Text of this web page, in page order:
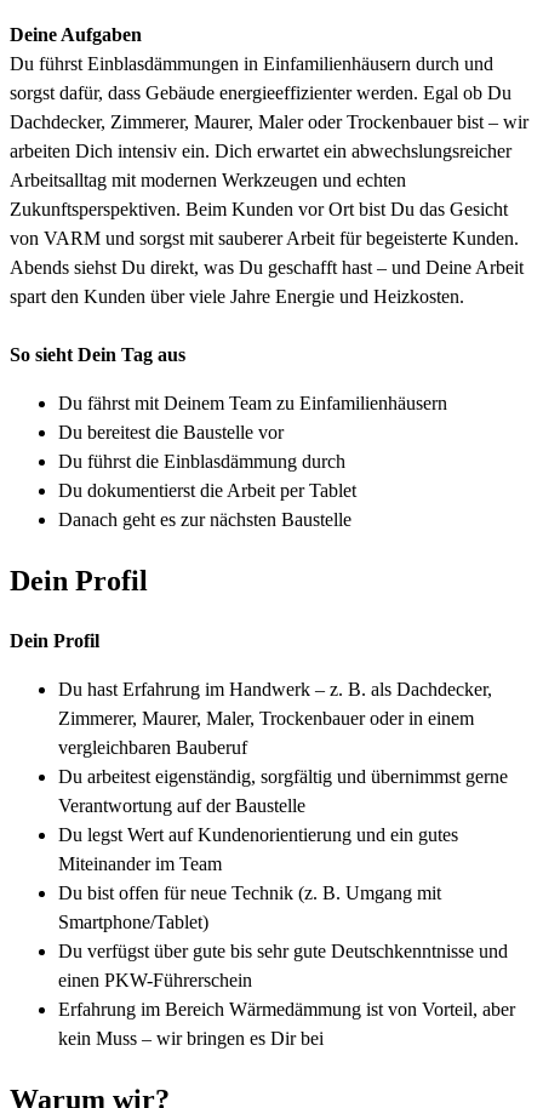
Deine Aufgaben
Du führst Einblasdämmungen in Einfamilienhäusern durch und
sorgst dafür, dass Gebäude energieeffizienter werden. Egal ob Du
Dachdecker, Zimmerer, Maurer, Maler oder Trockenbauer bist – wir
arbeiten Dich intensiv ein. Dich erwartet ein abwechslungsreicher
Arbeitsalltag mit modernen Werkzeugen und echten
Zukunftsperspektiven. Beim Kunden vor Ort bist Du das Gesicht
von VARM und sorgst mit sauberer Arbeit für begeisterte Kunden.
Abends siehst Du direkt, was Du geschafft hast – und Deine Arbeit
spart den Kunden über viele Jahre Energie und Heizkosten.
So sieht Dein Tag aus
Du fährst mit Deinem Team zu Einfamilienhäusern
Du bereitest die Baustelle vor
Du führst die Einblasdämmung durch
Du dokumentierst die Arbeit per Tablet
Danach geht es zur nächsten Baustelle
Dein Profil
Dein Profil
Du hast Erfahrung im Handwerk – z. B. als Dachdecker,
Zimmerer, Maurer, Maler, Trockenbauer oder in einem
vergleichbaren Bauberuf
Du arbeitest eigenständig, sorgfältig und übernimmst gerne
Verantwortung auf der Baustelle
Du legst Wert auf Kundenorientierung und ein gutes
Miteinander im Team
Du bist offen für neue Technik (z. B. Umgang mit
Smartphone/Tablet)
Du verfügst über gute bis sehr gute Deutschkenntnisse und
einen PKW-Führerschein
Erfahrung im Bereich Wärmedämmung ist von Vorteil, aber
kein Muss – wir bringen es Dir bei
Warum wir?